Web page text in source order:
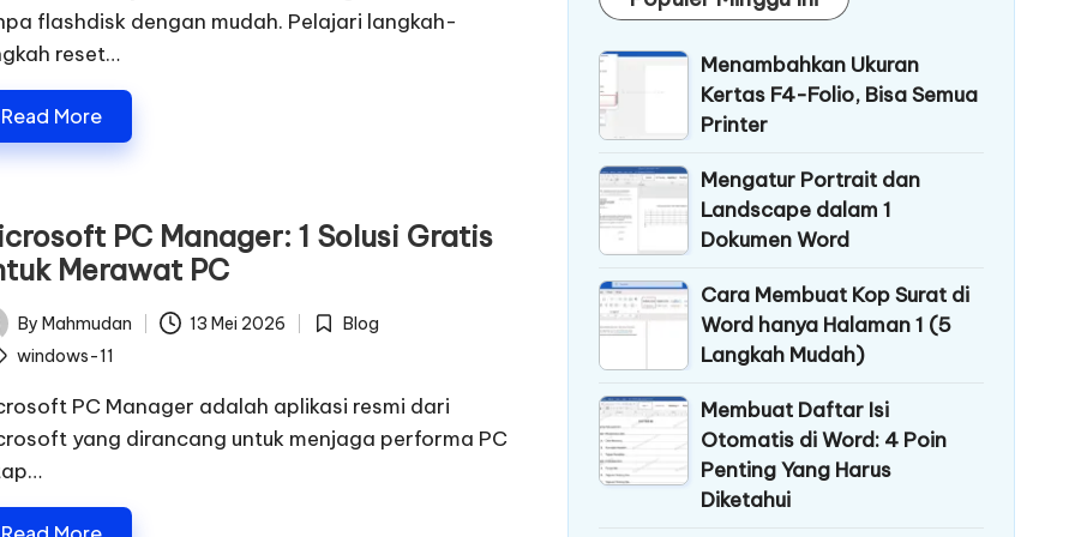
flashdisk dengan mudah. Pelajari langkah-
reset…
Read More
PC Manager: 1 Solusi Gratis
Merawat PC
By Mahmudan 13 Mei 2026
Posted
Blog
windows-11
PC Manager adalah aplikasi resmi dari
yang dirancang untuk menjaga performa PC
Menambahkan Ukuran
Kertas F4-Folio, Bisa Semua
Printer
Mengatur Portrait dan
Landscape dalam 1
Dokumen Word
Cara Membuat Kop Surat di
Word hanya Halaman 1 (5
Langkah Mudah)
Membuat Daftar Isi
Otomatis di Word: 4 Poin
Penting Yang Harus
Diketahui